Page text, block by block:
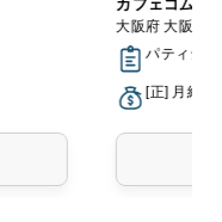
カフェコムサ
大阪府 大阪市
パティシエ
[正] 月給